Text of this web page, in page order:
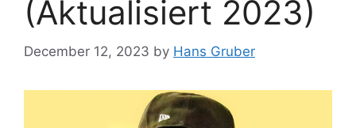
(Aktualisiert 2023)
December 12, 2023 by Hans Gruber